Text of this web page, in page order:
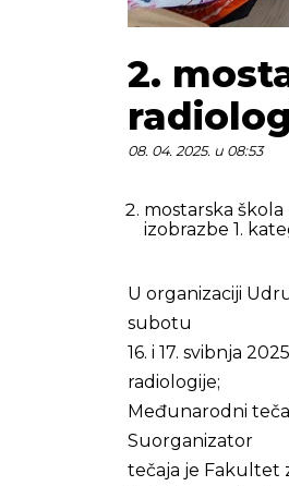
2.
08. 04. 2025. u 08:53
mostarska
izobrazbe 1.
U organizaciji
subotu
16. i 17. svibnja
radiologije;
Međunarodni
Suorganizator
tečaja je Fakultet